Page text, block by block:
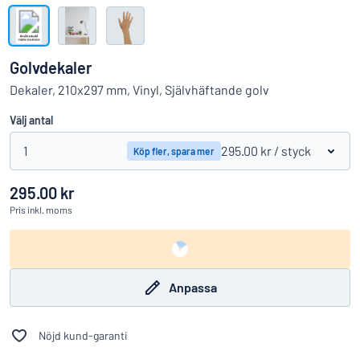
Hittar du inte det du söker? Börja designa din skylt
Visa alla kategorier
Logga
in
Kundservice
Privatperson Företag
Golvdekaler
Dekaler, 210x297 mm, Vinyl, Självhäftande golv
Välj antal
1 Köp fler, spara mer 295.00 kr / styck
295.00 kr
Pris inkl. moms
Anpassa
Nöjd kund-garanti